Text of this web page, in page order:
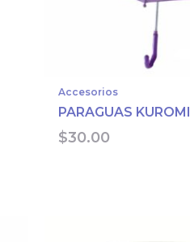
Accesorios
PARAGUAS KUROMI
$30.00